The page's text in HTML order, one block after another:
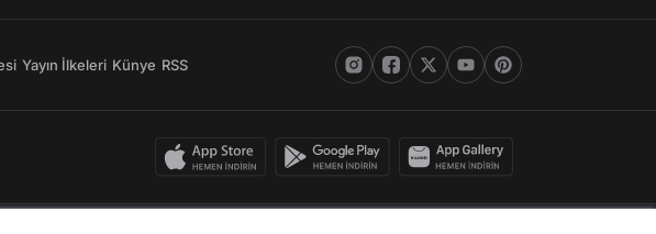
Yayın İlkeleri Künye RSS